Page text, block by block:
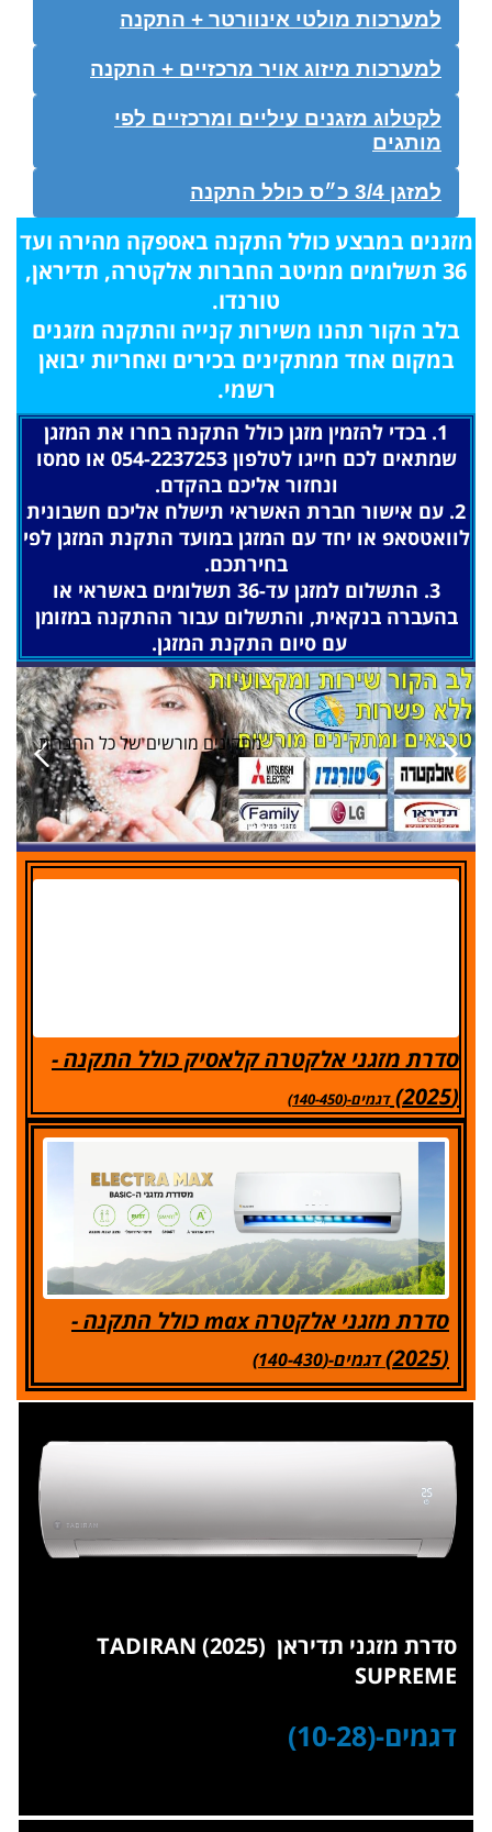
למערכות מולטי אינוורטר + התקנה
למערכות מיזוג אויר מרכזיים + התקנה
לקטלוג מזגנים עיליים ומרכזיים לפי
מותגים
למזגן 3/4 כ״ס כולל התקנה
מזגנים במבצע כולל התקנה באספקה מהירה ועד
36 תשלומים ממיטב החברות אלקטרה, תדיראן,
טורנדו.
בלב הקור תהנו משירות קנייה והתקנה מזגנים
במקום אחד ממתקינים בכירים ואחריות יבואן
רשמי.
1. בכדי להזמין מזגן כולל התקנה בחרו את המזגן
שמתאים לכם חייגו לטלפון 054-2237253 או סמסו
ונחזור אליכם בהקדם.
2. עם אישור חברת האשראי תישלח אליכם חשבונית
לוואטסאפ או יחד עם המזגן במועד התקנת המזגן לפי
בחירתכם.
3. התשלום למזגן עד-36 תשלומים באשראי או
בהעברה בנקאית, והתשלום עבור ההתקנה במזומן
עם סיום התקנת המזגן.
מתקינים מורשים של כל החברות
סדרת מזגני אלקטרה קלאסיק כולל התקנה -
(2025)
דגמים-(140-450)
סדרת מזגני אלקטרה max כולל התקנה -
(2025)
דגמים-(140-430)
סדרת מזגני תדיראן
(2025) TADIRAN
SUPREME
דגמים-(10-28)